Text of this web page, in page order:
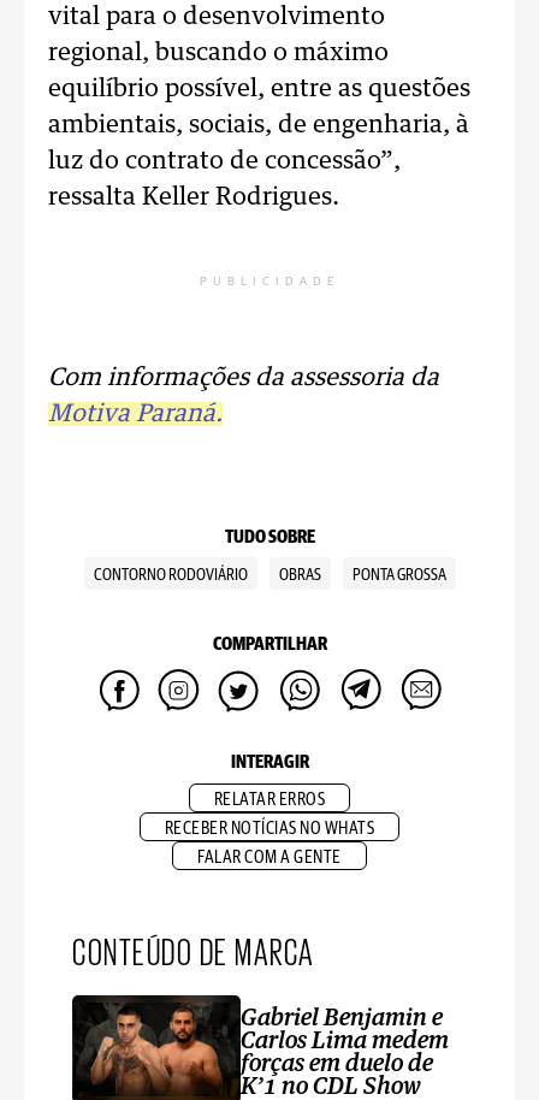
vital para o desenvolvimento
regional, buscando o máximo
equilíbrio possível, entre as questões
ambientais, sociais, de engenharia, à
luz do contrato de concessão”,
ressalta Keller Rodrigues.
PUBLICIDADE
Com informações da assessoria da
Motiva Paraná.
TUDO SOBRE
CONTORNO RODOVIÁRIO OBRAS PONTA GROSSA
COMPARTILHAR
INTERAGIR
RELATAR ERROS
RECEBER NOTÍCIAS NO WHATS
FALAR COM A GENTE
CONTEÚDO DE MARCA
Gabriel Benjamin e
Carlos Lima medem
forças em duelo de
K’1 no CDL Show